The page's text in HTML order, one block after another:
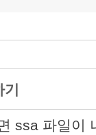
ssa 파일이